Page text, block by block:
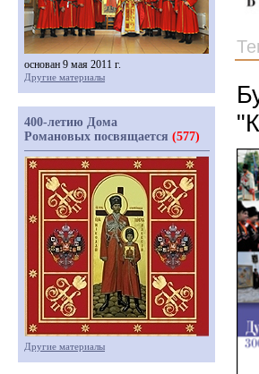
основан 9 мая 2011 г.
Другие материалы
400-летию Дома
Романовых посвящается (577)
Другие материалы